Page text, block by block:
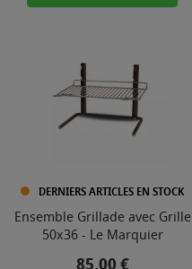
DERNIERS ARTICLES EN STOCK
Ensemble Grillade avec Grille
50x36 - Le Marquier
Prix
85,00 €